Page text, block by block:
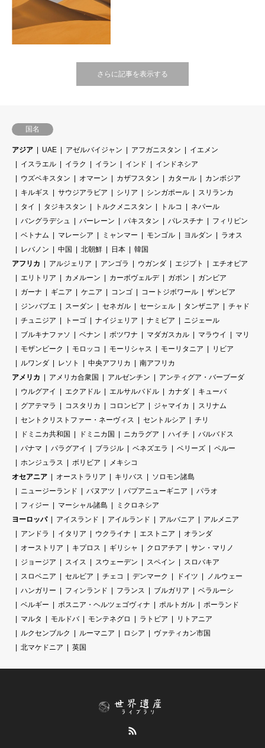
さらに記事を表示する
国名
アジア UAE アゼルバイジャン アフガニスタン
イエメン
イスラエル
イラク イラン インド
インドネシア
ウズベキスタン
オマーン カザフスタン カタール
カンボジア
キルギス
サウジアラビア シリア シンガポール
スリランカ
タイ
タジキスタン トルクメニスタン トルコ
ネパール
バングラデシュ
バーレーン パキスタン パレスチナ
フィリピン
ベトナム
マレーシア ミャンマー モンゴル ヨルダン
ラオス
レバノン
中国 北朝鮮 日本
韓国
アフリカ
アルジェリア アンゴラ ウガンダ エジプト
エチオピア
エリトリア
カメルーン カーボヴェルデ ガボン
ガンビア
ガーナ
ギニア ケニア コンゴ コートジボワール
ザンビア
ジンバブエ
スーダン セネガル セーシェル タンザニア
チャド
チュニジア
トーゴ ナイジェリア ナミビア
ニジェール
ブルキナファソ
ベナン ボツワナ マダガスカル マラウイ
マリ
モザンビーク
モロッコ モーリシャス モーリタニア
リビア
ルワンダ
レソト 中央アフリカ
南アフリカ
アメリカ
アメリカ合衆国 アルゼンチン
アンティグア・バーブーダ
ウルグアイ
エクアドル エルサルバドル カナダ
キューバ
グアテマラ
コスタリカ コロンビア ジャマイカ
スリナム
セントクリストファー・ネーヴィス
セントルシア
チリ
ドミニカ共和国
ドミニカ国 ニカラグア ハイチ
バルバドス
パナマ
パラグアイ ブラジル ベネズエラ ベリーズ
ペルー
ホンジュラス
ボリビア
メキシコ
オセアニア
オーストラリア キリバス
ソロモン諸島
ニュージーランド
バヌアツ パプアニューギニア
パラオ
フィジー
マーシャル諸島
ミクロネシア
ヨーロッパ
アイスランド アイルランド アルバニア
アルメニア
アンドラ
イタリア ウクライナ エストニア
オランダ
オーストリア
キプロス ギリシャ クロアチア
サン・マリノ
ジョージア
スイス スウェーデン スペイン
スロバキア
スロベニア
セルビア チェコ デンマーク ドイツ
ノルウェー
ハンガリー
フィンランド フランス ブルガリア
ベラルーシ
ベルギー
ボスニア・ヘルツェゴヴィナ ポルトガル
ポーランド
マルタ
モルドバ モンテネグロ ラトビア
リトアニア
ルクセンブルク
ルーマニア ロシア
ヴァティカン市国
北マケドニア
英国